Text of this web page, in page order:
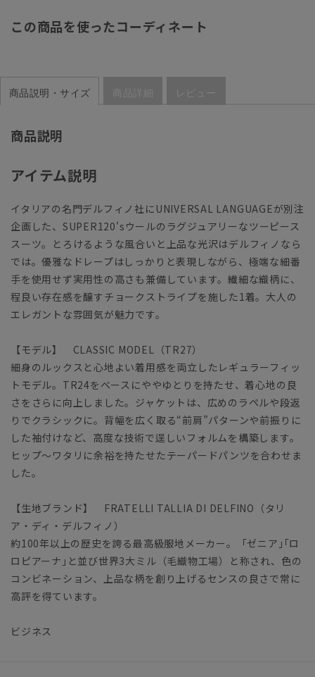
この商品を使ったコーディネート
商品説明・サイズ 商品詳細 レビュー
商品説明
アイテム説明
イタリアの名門デルフィノ社にUNIVERSAL LANGUAGEが別注
企画した、SUPER120'sウールのラグジュアリーなツーピース
スーツ。とろけるような風合いと上品な光沢はデルフィノなら
では。優雅なドレープはしっかりと表現しながら、極端な細番
手を使用せず実用性の高さも兼備しています。繊細な織柄に、
程良い存在感を醸すチョークストライプを施した1着。大人の
エレガントな雰囲気が魅力です。
【モデル】 CLASSIC MODEL（TR27）
細身のルックスと心地よい着用感を両立したレギュラーフィッ
トモデル。TR24をベースにややゆとりを持たせ、着心地の良
さをさらに向上しました。ジャケットは、広めのラペルや段返
りでクラシックに。背幅を広く取る“前肩”パターンや前振りに
した袖付けなど、高度な技術で逞しいフォルムを構築します。
ヒップ～ワタリに余裕を持たせたテーパードパンツを合わせま
した。
【生地ブランド】 FRATELLI TALLIA DI DELFINO（タリ
ア・ディ・デルフィノ）
約100年以上の歴史を誇る最高級服地メーカー。「ゼニア｣｢ロ
ロピアーナ｣と並び世界3大ミル（毛織物工場）と称され、色の
コンビネーション、上品な柄を創り上げるセンスの良さで常に
高評を得ています。
ビジネス